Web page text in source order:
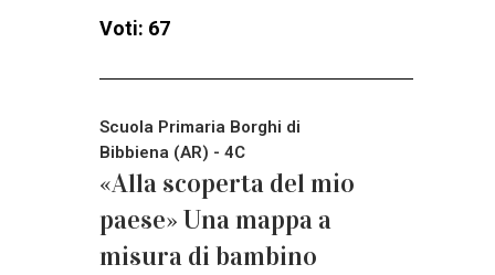
Voti: 67
Scuola Primaria Borghi di
Bibbiena (AR) - 4C
«Alla scoperta del mio
paese» Una mappa a
misura di bambino